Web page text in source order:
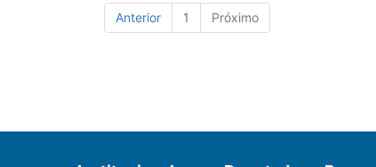
Anterior 1 Próximo